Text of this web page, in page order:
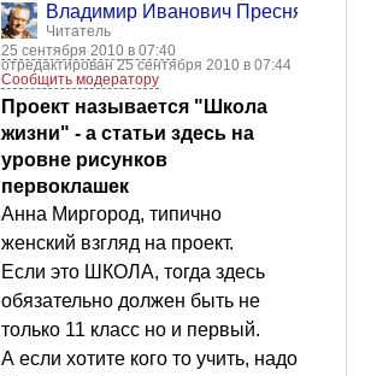
Владимир Иванович Пресняков
Читатель
25 сентября 2010 в 07:40
отредактирован 25 сентября 2010 в 07:44
Сообщить модератору
Проект называется "Школа
жизни" - а статьи здесь на
уровне рисунков
первоклашек
Анна Миргород, типично
женский взгляд на проект.
Если это ШКОЛА, тогда здесь
обязательно должен быть не
только 11 класс но и первый.
А если хотите кого то учить, надо